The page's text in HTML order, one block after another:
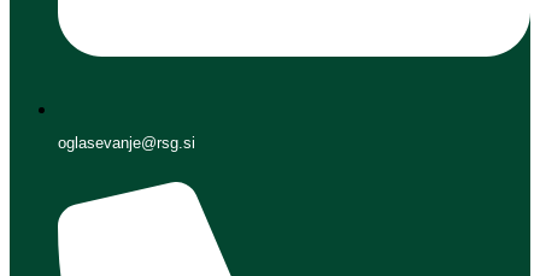
oglasevanje@rsg.si